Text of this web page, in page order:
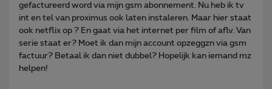
gefactureerd word via mijn gsm abonnement. Nu heb ik tv
int en tel van proximus ook laten instaleren. Maar hier staat
ook netflix op ? En gaat via het internet per film of aflv. Van
serie staat er? Moet ik dan mijn account opzeggzn via gsm
factuur? Betaal ik dan niet dubbel? Hopelijk kan iemand mz
helpen!